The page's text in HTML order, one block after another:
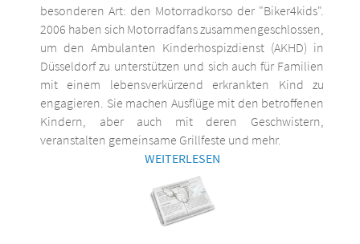
besonderen Art: den Motorradkorso der "Biker4kids".
2006 haben sich Motorradfans zusammengeschlossen,
um den Ambulanten Kinderhospizdienst (AKHD) in
Düsseldorf zu unterstützen und sich auch für Familien
mit einem lebensverkürzend erkrankten Kind zu
engagieren. Sie machen Ausflüge mit den betroffenen
Kindern, aber auch mit deren Geschwistern,
veranstalten gemeinsame Grillfeste und mehr.
WEITERLESEN